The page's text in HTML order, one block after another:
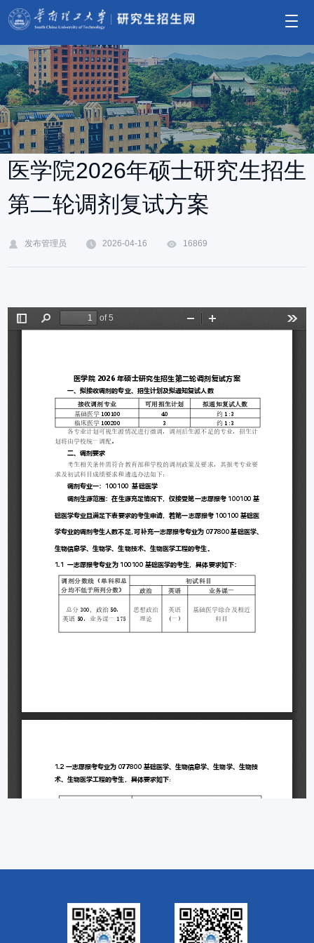
医学院2026年硕士研究生招生
第二轮调剂复试方案
发布管理员 2026-04-16 16869